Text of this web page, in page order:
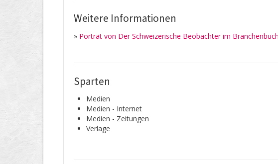
Weitere Informationen
» Porträt von Der Schweizerische Beobachter im
Sparten
Medien
Medien - Internet
Medien - Zeitungen
Verlage